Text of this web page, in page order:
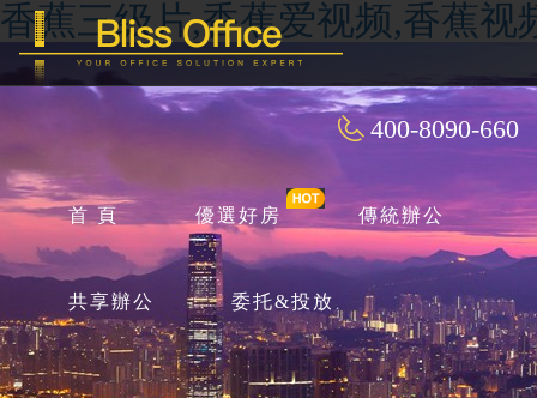
香蕉三级片,香蕉爱视频,香蕉视
400-8090-660
首 頁 優選好房 傳統辦公
共享辦公 委托&投放